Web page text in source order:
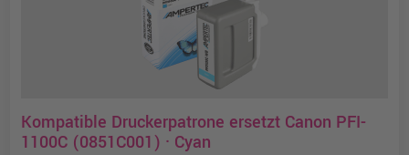
Kompatible Druckerpatrone ersetzt Canon PFI-
1100C (0851C001) · Cyan